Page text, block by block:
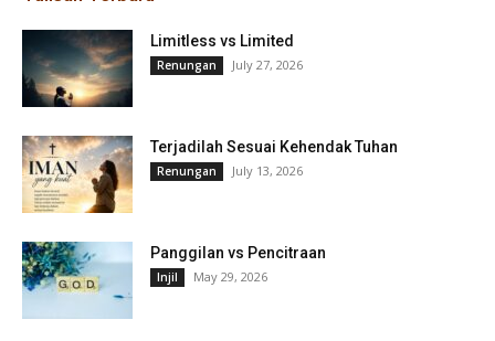
Limitless vs Limited
Renungan July 27, 2026
Terjadilah Sesuai Kehendak Tuhan
Renungan July 13, 2026
Panggilan vs Pencitraan
Injil May 29, 2026